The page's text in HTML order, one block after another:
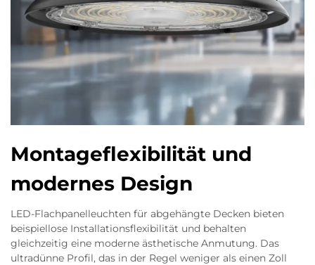
Montageflexibilität und
modernes Design
LED-Flachpanelleuchten für abgehängte Decken bieten
beispiellose Installationsflexibilität und behalten
gleichzeitig eine moderne ästhetische Anmutung. Das
ultradünne Profil, das in der Regel weniger als einen Zoll